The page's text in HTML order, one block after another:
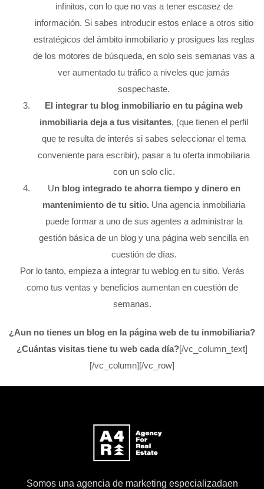
infinitos, con lo que no vas a tener escasez de
información. Si sabes introducir estos enlace a otros sitio
estratégicos del ámbito inmobiliario y prosigues las reglas
de los motores de búsqueda, en solo seis semanas vas a
ver aumentado tu tráfico a niveles que jamás
sospechaste.
El integrar tu blog inmobiliario en tu página web
inmobiliaria deja a tus visitantes, (que tienen el perfil
que te resulta de interés si sabes seleccionar el tema
conveniente para escribir), pasar a tu oferta inmobiliaria
con un solo clic.
Un blog integrado te ahorra tiempo y dinero en
mantenimiento de tu sitio. Una agencia inmobiliaria
puede formar a uno de sus agentes a administrar la
gestión básica de un blog y una página web sencilla en
cuestión de días.
Por lo tanto, empieza a integrar tu weblog en tu sitio. Verás
como tus ventas y beneficios aumentan en cuestión de
semanas.
¿Aun no tienes un blog en la página web de tu inmobiliaria?
¿Cuántas visitas tiene tu web cada día?[/vc_column_text]
[/vc_column][/vc_row]
Somos una agencia de marketing especializadaen